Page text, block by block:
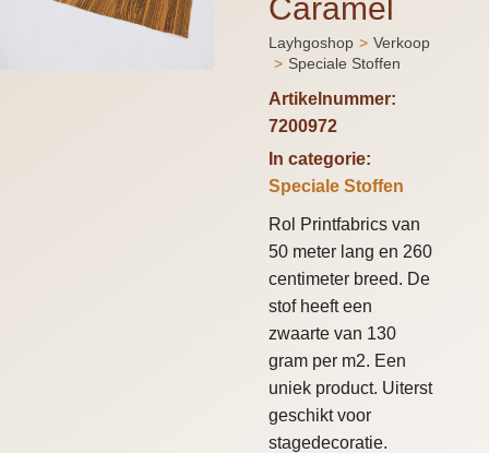
Caramel
Je bent hier:
Layhgoshop
Verkoop
Speciale Stoffen
Artikelnummer:
7200972
In categorie:
Speciale Stoffen
Rol Printfabrics van
50 meter lang en 260
centimeter breed. De
stof heeft een
zwaarte van 130
gram per m2. Een
uniek product. Uiterst
geschikt voor
stagedecoratie.